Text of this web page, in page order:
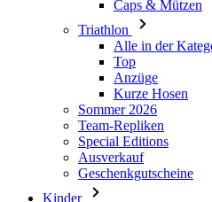
Kurze Hosen
Sommer 2026
Team-Repliken
Special Editions
Ausverkauf
Geschenkgutscheine
Kinder
Alle in der Kategorie
Radsport
Alle in der